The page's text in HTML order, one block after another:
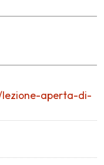
lezione-aperta-di-